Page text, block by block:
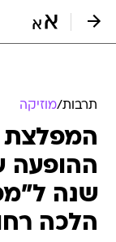
תרבות/מוזיקה
המפלצת
שנה
הלכה